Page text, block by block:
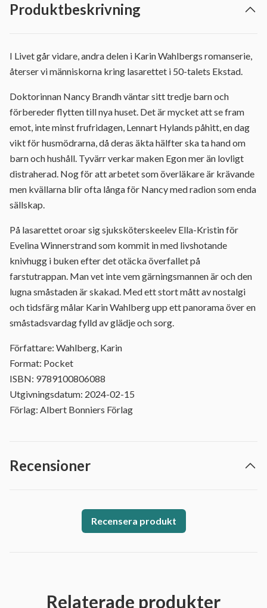
Produktbeskrivning
I Livet går vidare, andra delen i Karin Wahlbergs romanserie,
återser vi människorna kring lasarettet i 50-talets Ekstad.
Doktorinnan Nancy Brandh väntar sitt tredje barn och
förbereder flytten till nya huset. Det är mycket att se fram
emot, inte minst frufridagen, Lennart Hylands påhitt, en dag
vikt för husmödrarna, då deras äkta hälfter ska ta hand om
barn och hushåll. Tyvärr verkar maken Egon mer än lovligt
distraherad. Nog för att arbetet som överläkare är krävande
men kvällarna blir ofta långa för Nancy med radion som enda
sällskap.
På lasarettet oroar sig sjuksköterskeelev Ella-Kristin för
Evelina Winnerstrand som kommit in med livshotande
knivhugg i buken efter det otäcka överfallet på
farstutrappan. Man vet inte vem gärningsmannen är och den
lugna småstaden är skakad. Med ett stort mått av nostalgi
och tidsfärg målar Karin Wahlberg upp ett panorama över en
småstadsvardag fylld av glädje och sorg.
Författare: Wahlberg, Karin
Format: Pocket
ISBN: 9789100806088
Utgivningsdatum: 2024-02-15
Förlag: Albert Bonniers Förlag
Recensioner
Recensera produkt
Relaterade produkter